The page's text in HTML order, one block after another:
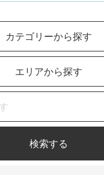
カテゴリーから探す
エリアから探す
検索する